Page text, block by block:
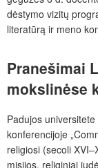
dėstymo vizitų
literatūrą ir meno
Pranešimai
mokslinėse
Padujos
konferencijoje
religiosi (secoli
misijos, religiniai